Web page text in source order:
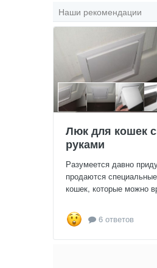
Наши рекомендации
Люк для кошек
руками
Разумеется давно
продаются
кошек, которые можно
6 ответов